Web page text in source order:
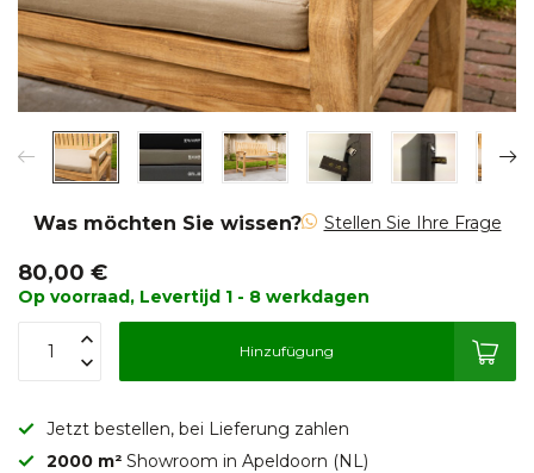
Was möchten Sie wissen? Stellen Sie Ihre Frage
80,00 €
Op voorraad, Levertijd 1 - 8 werkdagen
Hinzufügung
Jetzt bestellen, bei Lieferung zahlen
2000 m² Showroom in Apeldoorn (NL)